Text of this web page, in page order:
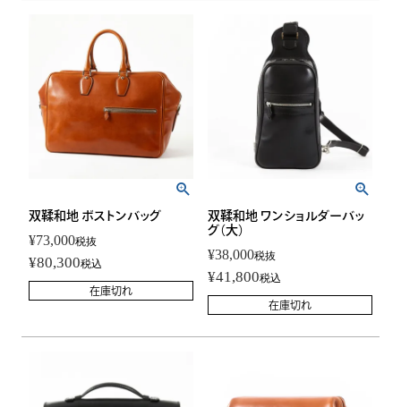
双鞣和地 ボストンバッグ
¥73,000税抜
¥80,300税込
在庫切れ
双鞣和地 ワンショルダーバッ
グ（大）
¥38,000税抜
¥41,800税込
在庫切れ